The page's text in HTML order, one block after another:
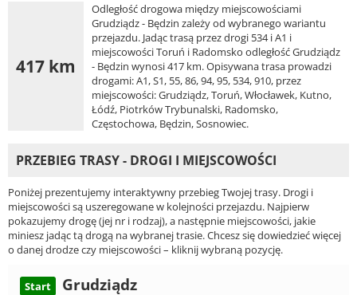
417 km
Odległość drogowa między miejscowościami
Grudziądz - Będzin zależy od wybranego wariantu
przejazdu. Jadąc trasą przez drogi 534 i A1 i
miejscowości Toruń i Radomsko odległość Grudziądz
- Będzin wynosi 417 km. Opisywana trasa prowadzi
drogami: A1, S1, 55, 86, 94, 95, 534, 910, przez
miejscowości: Grudziądz, Toruń, Włocławek, Kutno,
Łódź, Piotrków Trybunalski, Radomsko,
Częstochowa, Będzin, Sosnowiec.
PRZEBIEG TRASY - DROGI I MIEJSCOWOŚCI
Poniżej prezentujemy interaktywny przebieg Twojej trasy. Drogi i
miejscowości są uszeregowane w kolejności przejazdu. Najpierw
pokazujemy drogę (jej nr i rodzaj), a następnie miejscowości, jakie
miniesz jadąc tą drogą na wybranej trasie. Chcesz się dowiedzieć więcej
o danej drodze czy miejscowości – kliknij wybraną pozycję.
Start Grudziądz